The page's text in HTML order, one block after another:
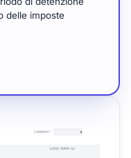
delle imposte